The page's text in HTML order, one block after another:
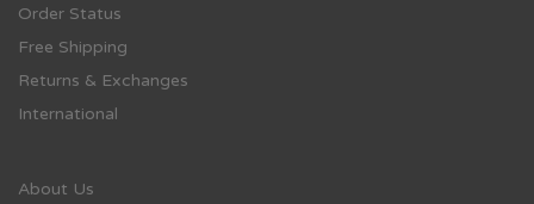
Order Status
Free Shipping
Returns & Exchanges
International
About Us